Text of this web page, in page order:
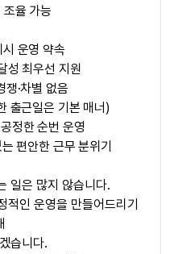
율 가능
운영 약속
성 최우선 지원
쟁·차별 없음
출근일은 기본 매너)
공정한 순번 운영
는편안한 근무 분위기
일은 많지 않습니다.
적인 운영을 만들어드리기
습니다.